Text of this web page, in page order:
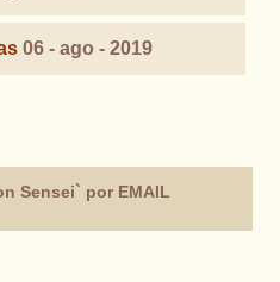
06 - ago - 2019
Sensei` por EMAIL